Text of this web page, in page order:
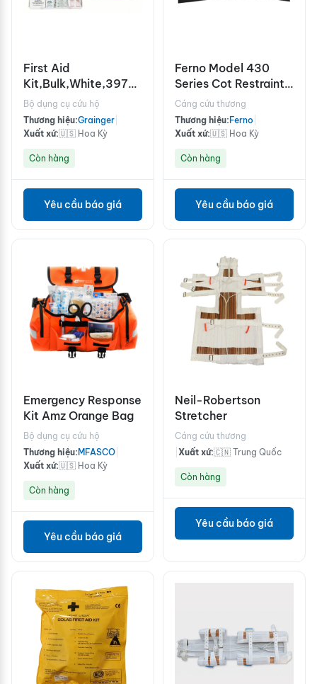
First Aid
Kit,Bulk,White,397
Pcs,75 Ppl
Bộ dụng cụ cứu hộ
Thương hiệu:Grainger
Xuất xứ:🇺🇸 Hoa Kỳ
Còn hàng
Yêu cầu báo giá
Ferno Model 430
Series Cot Restraints
2pc, 7ft, Black
Cáng cứu thương
Thương hiệu: Ferno
Xuất xứ:🇺🇸 Hoa Kỳ
Còn hàng
Yêu cầu báo giá
Emergency Response
Kit Amz Orange Bag
Bộ dụng cụ cứu hộ
Thương hiệu: MFASCO
Xuất xứ:🇺🇸 Hoa Kỳ
Còn hàng
Yêu cầu báo giá
Neil-Robertson
Stretcher
Cáng cứu thương
Xuất xứ:🇨🇳 Trung Quốc
Còn hàng
Yêu cầu báo giá